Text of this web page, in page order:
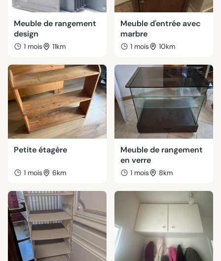
Meuble de rangement
design
1 mois 11km
Meuble d'entrée avec
marbre
1 mois 10km
Petite étagère
1 mois 6km
Meuble de rangement
en verre
1 mois 8km